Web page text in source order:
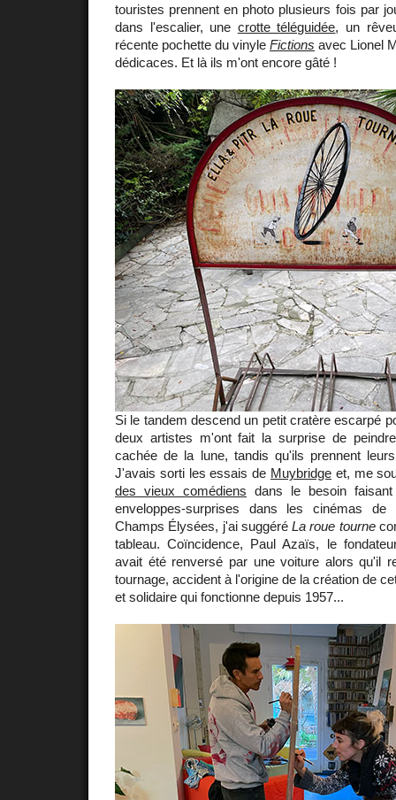
touristes prennent en photo plusieurs fois par
dans l'escalier, une crotte téléguidée, un
récente pochette du vinyle Fictions avec Lionel
dédicaces. Et là ils m'ont encore gâté !
Si le tandem descend un petit cratère escarpé
deux artistes m'ont fait la surprise de
cachée de la lune, tandis qu'ils prennent
J'avais sorti les essais de Muybridge et, me
des vieux comédiens dans le besoin
enveloppes-surprises dans les cinémas
Champs Élysées, j'ai suggéréLa roue tourne
tableau. Coïncidence, Paul Azaïs, le
avait été renversé par une voiture alors qu'il
tournage, accident à l'origine de la création de
et solidaire qui fonctionne depuis 1957...